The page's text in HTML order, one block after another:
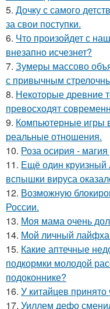
5. Дочку с самого
за свои поступки.
6. Что произойдет с
внезапно исчезнет?
7. Зумеры массово
с привычным
8. Некоторые древние
превосходят
9. Компьютерные игры
реальные отношения.
10. Роза осирия - магия
11. Ещё один круизный
вспышки вируса
12. Возможную
России.
13. Моя мама очень
14. Мой личный
15. Какие аптечные
подкормки молодой
подоконнике?
16. У китайцев принято
17. Уиллем дефо